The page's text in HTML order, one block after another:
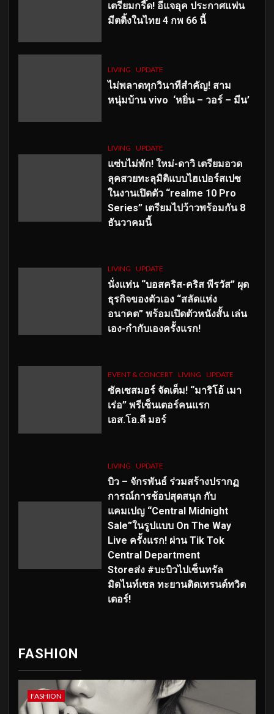
เตรียมกรี๊ด! อีแจอุค ประกาศแฟน
มีตติ้งในไทย 4 กพ 66 นี้
LIVING UPDATE
ไม่พลาดทุกวินาทีสำคัญ! สาม
หนุ่มบ้าน vivo ‘หยิ่น – วอร์ – มีน’
LIVING UPDATE
แซ่บไม่พัก! ใหม่-ดาวิ เตรียมอวด
ลุคสวยทะลุมิติแบบไฮเปอร์สเปซ
ในงานเปิดตัว “realme 10 Pro
Series” เตรียมไปว้าวพร้อมกัน 8
ธันวาคมนี้
LIVING UPDATE
นั่งแท่น “บอสคริส-คริส พีรวัส” ผุด
ธุรกิจของตัวเอง “สลัดแห่ง
อนาคต” พร้อมเปิดตัวหนังสั้น เล่น
เอง-กำกับเองครั้งแรก!
EVENT & CONCERT LIVING UPDATE
ซัคเซสมอร์ จัดเต็ม! “มาริโอ้ เมา
เร่อ” พรีเซ็นเตอร์คนแรก
เอส.โอ.ดี มอร์
LIVING UPDATE
บิว – จักรพันธ์ ร่วมสร้างปรากฏ
การณ์การช้อปสุดสนุก กับ
แคมเปญ “Central Midnight
Sale”ในรูปแบบ On The Way
Live ครั้งแรก! ผ่าน Tik Tok
Central Department
Storeส่ง #บะบิวไปเซ็นทรัล
มิดไนท์เซล ทะยานติดเทรนด์ทวิต
เตอร์!
FASHION
FASHION